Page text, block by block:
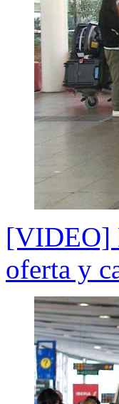
[VIDEO]
oferta y